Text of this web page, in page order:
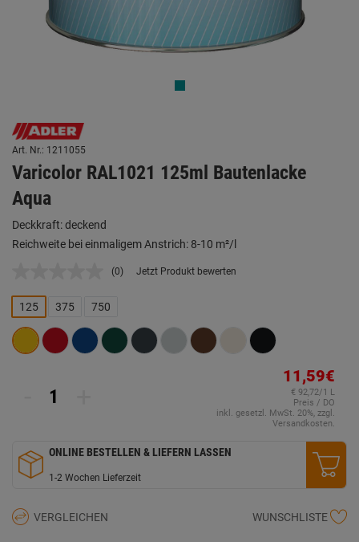
Art. Nr.: 1211055
Varicolor RAL1021 125ml Bautenlacke
Aqua
Deckkraft: deckend
Reichweite bei einmaligem Anstrich: 8-10 m²/l
Kein
derselben
Seite.
(0) Jetzt Produkt bewerten
125 375 750
11,59€
€ 92,72/1 L
Preis / DO
inkl. gesetzl. MwSt. 20%, zzgl.
Versandkosten.
ONLINE BESTELLEN & LIEFERN LASSEN
1-2 Wochen Lieferzeit
VERGLEICHEN WUNSCHLISTE